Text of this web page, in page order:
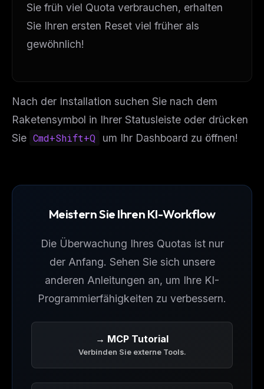
Sie früh viel Quota verbrauchen, erhalten
Sie Ihren ersten Reset viel früher als
gewöhnlich!
Nach der Installation suchen Sie nach dem
Raketensymbol in Ihrer Statusleiste oder drücken
Sie Cmd+Shift+Q um Ihr Dashboard zu öffnen!
Meistern Sie Ihren KI-Workflow
Die Überwachung Ihres Quotas ist nur
der Anfang. Sehen Sie sich unsere
anderen Anleitungen an, um Ihre KI-
Programmierfähigkeiten zu verbessern.
→ MCP Tutorial
Verbinden Sie externe Tools.